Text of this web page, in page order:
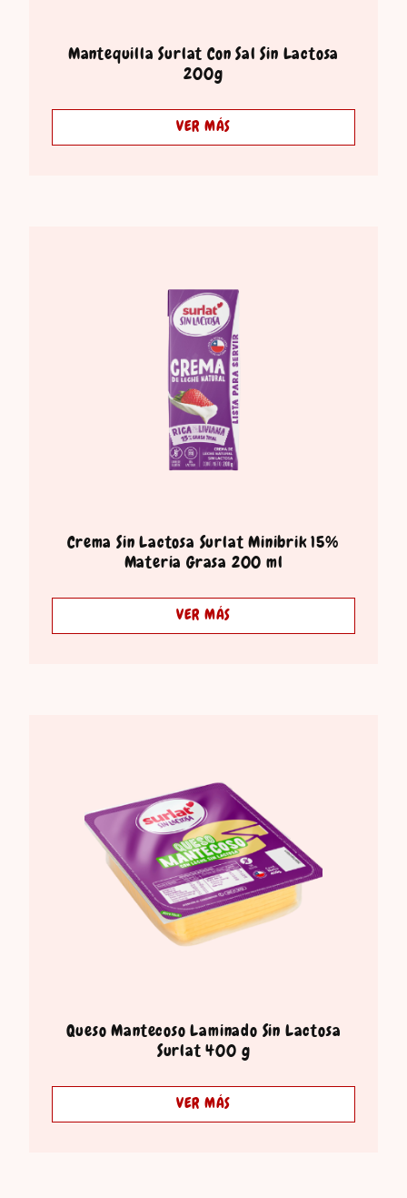
Mantequilla Surlat Con Sal Sin Lactosa
200g
VER MÁS
Crema Sin Lactosa Surlat Minibrik 15%
Materia Grasa 200 ml
VER MÁS
Queso Mantecoso Laminado Sin Lactosa
Surlat 400 g
VER MÁS